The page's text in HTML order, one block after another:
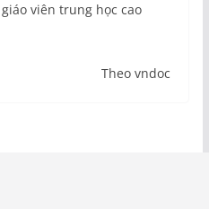
viên trung học cao
Theo vndoc